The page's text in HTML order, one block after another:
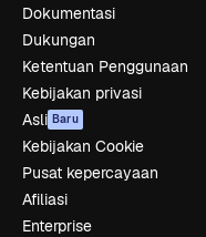
Dokumentasi
Dukungan
Ketentuan Penggunaan
Kebijakan privasi
Asli Baru
Kebijakan Cookie
Pusat kepercayaan
Afiliasi
Enterprise